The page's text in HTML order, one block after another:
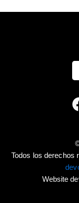
Todos los derechos
Website